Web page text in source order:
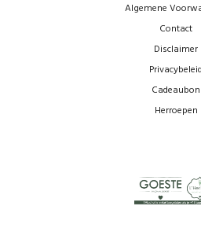
Algemene
Contact
Disclaimer
Privacybeleid
Cadeaubon
Herroepen